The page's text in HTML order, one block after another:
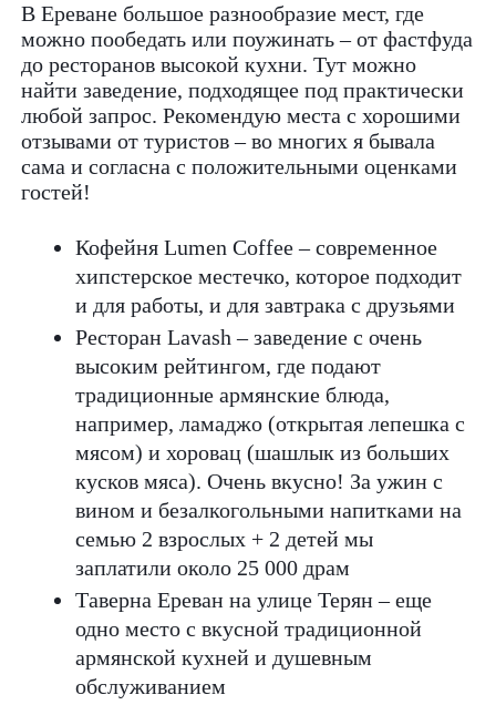
В Ереване большое разнообразие мест, где
можно пообедать или поужинать – от фастфуда
до ресторанов высокой кухни. Тут можно
найти заведение, подходящее под практически
любой запрос. Рекомендую места с хорошими
отзывами от туристов – во многих я бывала
сама и согласна с положительными оценками
гостей!
Кофейня Lumen Coffee – современное
хипстерское местечко, которое подходит
и для работы, и для завтрака с друзьями
Ресторан Lavash – заведение с очень
высоким рейтингом, где подают
традиционные армянские блюда,
например, ламаджо (открытая лепешка с
мясом) и хоровац (шашлык из больших
кусков мяса). Очень вкусно! За ужин с
вином и безалкогольными напитками на
семью 2 взрослых + 2 детей мы
заплатили около 25 000 драм
Таверна Ереван на улице Терян – еще
одно место с вкусной традиционной
армянской кухней и душевным
обслуживанием